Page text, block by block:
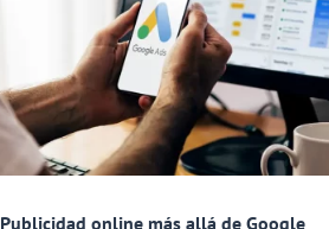
Publicidad online más allá de Google